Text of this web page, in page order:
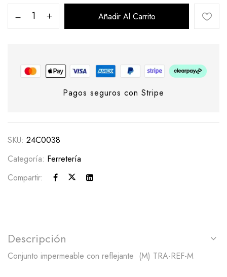
Añadir Al Carrito
Pagos seguros con Stripe
SKU: 24C0038
Categoría: Ferretería
Compartir:
Descripción
Conjunto impermeable con reflejante (M) TRA-REF-M